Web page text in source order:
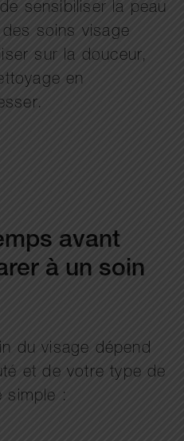
sensibiliser la peau
soins visage
sur la douceur,
en
avant
à un soin
du visage dépend
et de votre type de
simple :